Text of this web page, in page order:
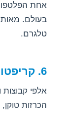
אחת
בעולם. מאות
טלגרם.
6. קריפטו ומסחר
אלפי קבוצות
הכרזות טוקן, DeFi ו-NFT drops.